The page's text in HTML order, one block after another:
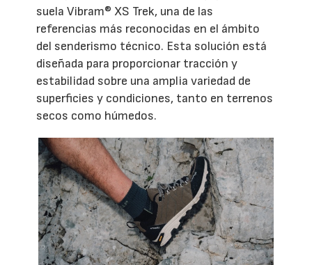
suela Vibram® XS Trek, una de las
referencias más reconocidas en el ámbito
del senderismo técnico. Esta solución está
diseñada para proporcionar tracción y
estabilidad sobre una amplia variedad de
superficies y condiciones, tanto en terrenos
secos como húmedos.